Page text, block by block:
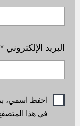
البريد الإلكتروني*
احفظ اسمي،
في هذا